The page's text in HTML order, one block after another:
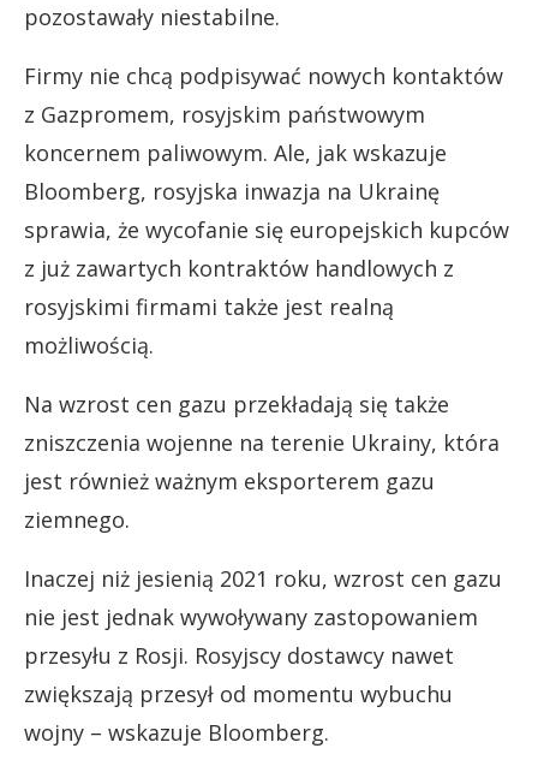
pozostawały niestabilne.
Firmy nie chcą podpisywać nowych kontaktów
z Gazpromem, rosyjskim państwowym
koncernem paliwowym. Ale, jak wskazuje
Bloomberg, rosyjska inwazja na Ukrainę
sprawia, że wycofanie się europejskich kupców
z już zawartych kontraktów handlowych z
rosyjskimi firmami także jest realną
możliwością.
Na wzrost cen gazu przekładają się także
zniszczenia wojenne na terenie Ukrainy, która
jest również ważnym eksporterem gazu
ziemnego.
Inaczej niż jesienią 2021 roku, wzrost cen gazu
nie jest jednak wywoływany zastopowaniem
przesyłu z Rosji. Rosyjscy dostawcy nawet
zwiększają przesył od momentu wybuchu
wojny – wskazuje Bloomberg.